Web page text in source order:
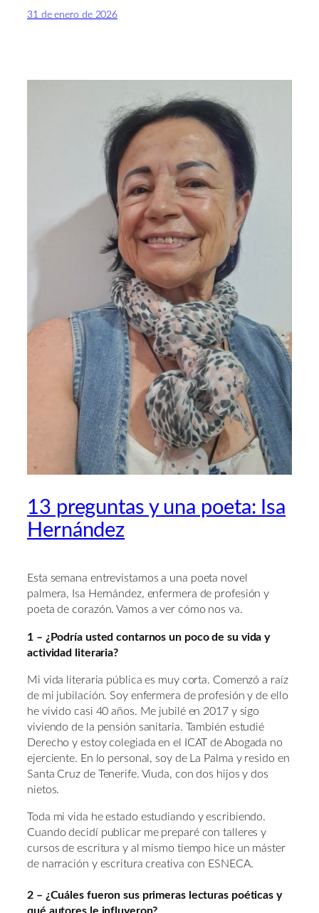
31 de enero de 2026
13 preguntas y una poeta: Isa
Hernández
Esta semana entrevistamos a una poeta novel
palmera, Isa Hernández, enfermera de profesión y
poeta de corazón. Vamos a ver cómo nos va.
1 – ¿Podría usted contarnos un poco de su vida y
actividad literaria?
Mi vida literaria pública es muy corta. Comenzó a raíz
de mi jubilación. Soy enfermera de profesión y de ello
he vivido casi 40 años. Me jubilé en 2017 y sigo
viviendo de la pensión sanitaria. También estudié
Derecho y estoy colegiada en el ICAT de Abogada no
ejerciente. En lo personal, soy de La Palma y resido en
Santa Cruz de Tenerife. Viuda, con dos hijos y dos
nietos.
Toda mi vida he estado estudiando y escribiendo.
Cuando decidí publicar me preparé con talleres y
cursos de escritura y al mismo tiempo hice un máster
de narración y escritura creativa con ESNECA.
2 – ¿Cuáles fueron sus primeras lecturas poéticas y